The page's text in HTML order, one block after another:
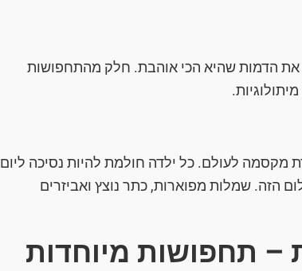
הדמות שהיא הכי אוהבת. חלק מהתחפושות
לעולם. כל ילדה חולמת להיות נסיכה ליום
הזה. שמלות מפוארות, כתר נוצץ ואביזרים
– תחפושות מיוחדות